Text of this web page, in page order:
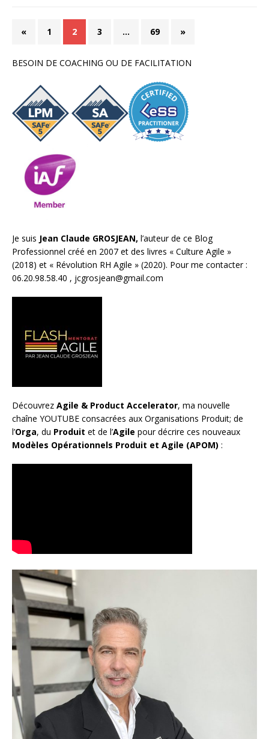
« 1 2 3 … 69 »
BESOIN DE COACHING OU DE FACILITATION
Je suis Jean Claude GROSJEAN, l’auteur de ce Blog
Professionnel créé en 2007 et des livres « Culture Agile »
(2018) et « Révolution RH Agile » (2020). Pour me contacter :
06.20.98.58.40 , jcgrosjean@gmail.com
Découvrez Agile & Product Accelerator, ma nouvelle
chaîne YOUTUBE consacrées aux Organisations Produit; de
l’Orga, du Produit et de l’Agile pour décrire ces nouveaux
Modèles Opérationnels Produit et Agile (APOM) :